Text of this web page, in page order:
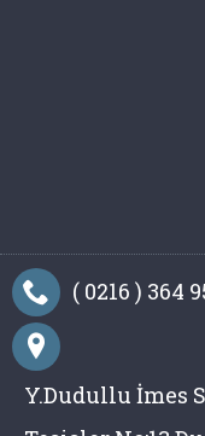
( 0216 ) 364
Y.Dudullu İmes